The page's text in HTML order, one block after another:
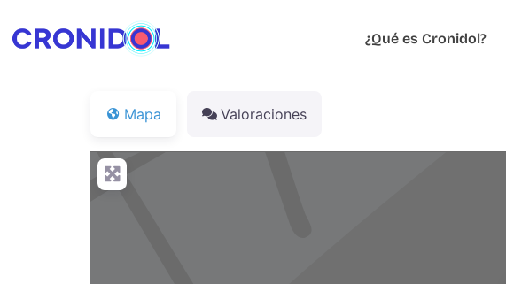
¿Qué es Cronidol?
Mapa Valoraciones